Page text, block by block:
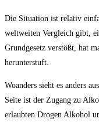
Die Situation ist relativ
weltweiten Vergleich gibt,
Grundgesetz verstößt, hat
herunterstuft.
Woanders sieht es anders
Seite ist der Zugang zu
erlaubten Drogen Alkohol